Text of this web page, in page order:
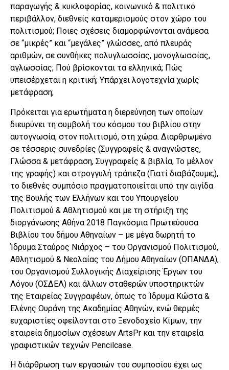
παραγωγής & κυκλοφορίας, κοινωνικό & πολιτικό
περιβάλλον, διεθνείς καταμερισμούς στον χώρο του
πολιτισμού; Ποιες σχέσεις διαμορφώνονται ανάμεσα
σε “μικρές” και “μεγάλες” γλώσσες, από πλευράς
αριθμών, σε συνθήκες πολυγλωσσίας, μονογλωσσίας,
αγλωσσίας; Πού βρίσκονται τα ελληνικά; Πώς
υπεισέρχεται η κριτική; Υπάρχει λογοτεχνία χωρίς
μετάφραση;
Πρόκειται για ερωτήματα η διερεύνηση των οποίων
διευρύνει τη συμβολή του κόσμου του βιβλίου στην
αυτογνωσία, στον πολιτισμό, στη χώρα. Διαρθρωμένο
σε τέσσερις συνεδρίες (Συγγραφείς & αναγνώστες,
Γλώσσα & μετάφραση, Συγγραφείς & βιβλία, Το μέλλον
της γραφής) και στρογγυλή τράπεζα (Γιατί διαβάζουμε;),
το διεθνές συμπόσιο πραγματοποιείται υπό την αιγίδα
της Βουλής των Ελλήνων και του Υπουργείου
Πολιτισμού & Αθλητισμού και με τη στήριξη της
διοργάνωσης Αθήνα 2018 Παγκόσμια Πρωτεύουσα
Βιβλίου του δήμου Αθηναίων – με μέγα δωρητή το
Ίδρυμα Σταύρος Νιάρχος – του Οργανισμού Πολιτισμού,
Αθλητισμού & Νεολαίας του Δήμου Αθηναίων (ΟΠΑΝΔΑ),
του Οργανισμού Συλλογικής Διαχείρισης Έργων του
Λόγου (ΟΣΔΕΛ) και άλλων σταθερών υποστηρικτών
της Εταιρείας Συγγραφέων, όπως το Ίδρυμα Κώστα &
Ελένης Ουράνη της Ακαδημίας Αθηνών, ενώ θερμές
ευχαριστίες οφείλονται στο Ξενοδοχείο Κίμων, την
εταιρεία δημοσίων σχέσεων ArtsPr και την εταιρεία
γραφιστικών τεχνών Pencilcase.
Η διάρθρωση των εργασιών του συμποσίου έχει ως